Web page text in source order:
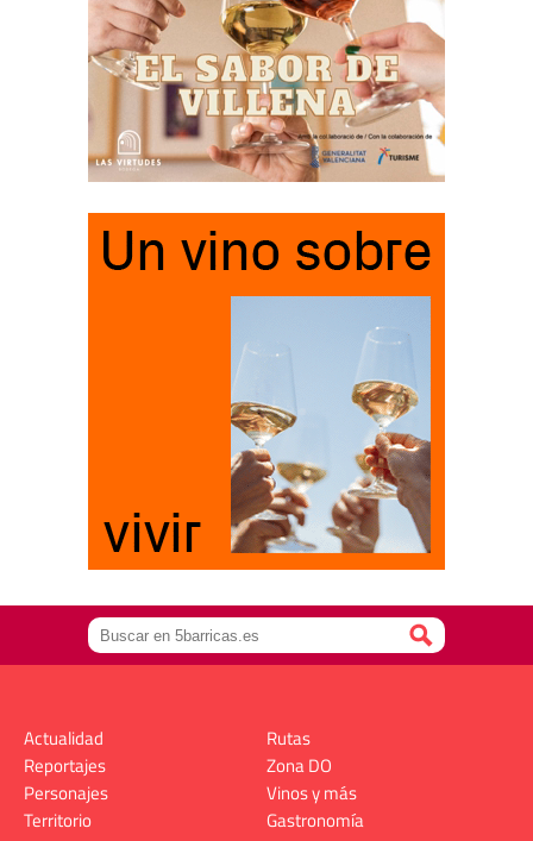
Actualidad
Reportajes
Personajes
Territorio
Rutas
Zona DO
Vinos y más
Gastronomía